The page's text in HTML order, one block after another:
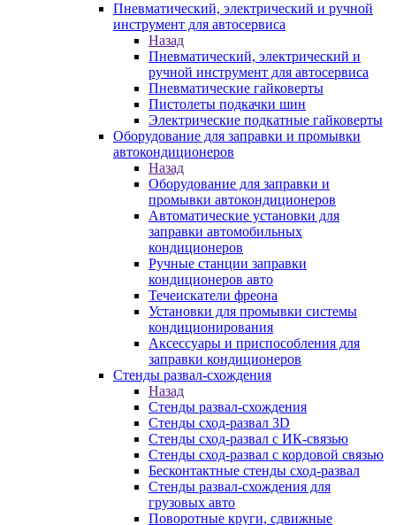
Пневматический, электрический и ручной
инструмент для автосервиса
Назад
Пневматический, электрический и
ручной инструмент для автосервиса
Пневматические гайковерты
Пистолеты подкачки шин
Электрические подкатные гайковерты
Оборудование для заправки и промывки
автокондиционеров
Назад
Оборудование для заправки и
промывки автокондиционеров
Автоматические установки для
заправки автомобильных
кондиционеров
Ручные станции заправки
кондиционеров авто
Течеискатели фреона
Установки для промывки системы
кондиционирования
Аксессуары и приспособления для
заправки кондиционеров
Стенды развал-схождения
Назад
Стенды развал-схождения
Стенды сход-развал 3D
Стенды сход-развал с ИК-связью
Стенды сход-развал с кордовой связью
Бесконтактные стенды сход-развал
Стенды развал-схождения для
грузовых авто
Поворотные круги, сдвижные